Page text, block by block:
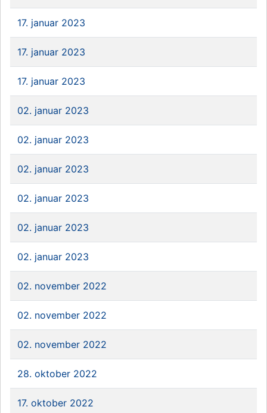
17. januar 2023
17. januar 2023
17. januar 2023
02. januar 2023
02. januar 2023
02. januar 2023
02. januar 2023
02. januar 2023
02. januar 2023
02. november 2022
02. november 2022
02. november 2022
28. oktober 2022
17. oktober 2022